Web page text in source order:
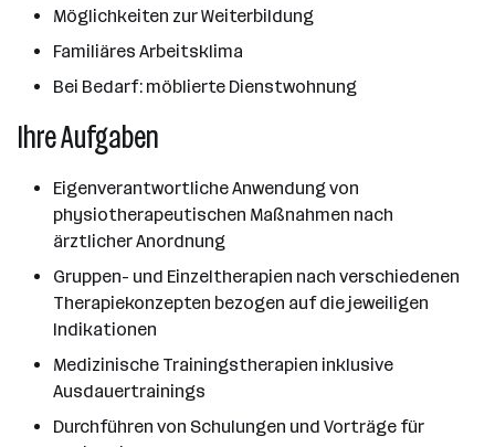
Möglichkeiten zur Weiterbildung
Familiäres Arbeitsklima
Bei Bedarf: möblierte Dienstwohnung
Ihre Aufgaben
Eigenverantwortliche Anwendung von
physiotherapeutischen Maßnahmen nach
ärztlicher Anordnung
Gruppen- und Einzeltherapien nach verschiedenen
Therapiekonzepten bezogen auf die jeweiligen
Indikationen
Medizinische Trainingstherapien inklusive
Ausdauertrainings
Durchführen von Schulungen und Vorträge für